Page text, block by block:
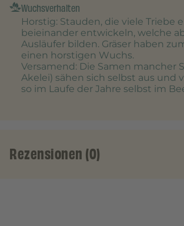
Wuchsverhalten
Horstig: Stauden, die viele Triebe
beieinander entwickeln, welche
Ausläufer bilden. Gräser haben
einen horstigen Wuchs.
Versamend : Die Samen mancher
Akelei) sähen sich selbst aus und
so im Laufe der Jahre selbst im
Rezensionen (0)